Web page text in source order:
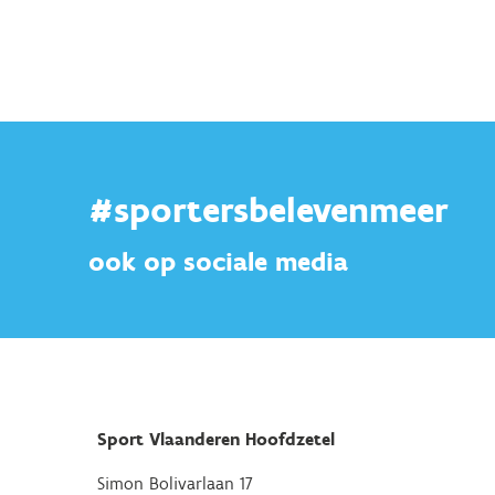
#sportersbelevenmeer
ook op sociale media
Sport Vlaanderen Hoofdzetel
Simon Bolivarlaan 17